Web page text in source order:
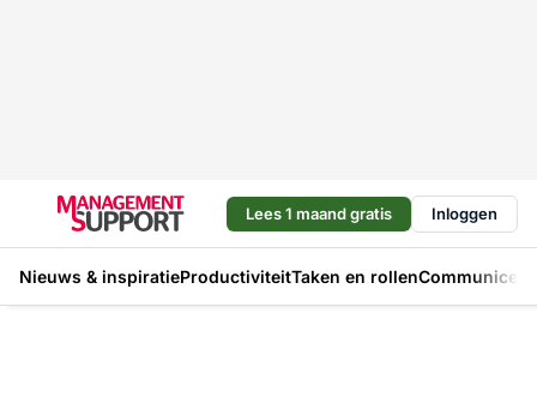
Lees 1 maand gratis Inloggen
Nieuws & inspiratieProductiviteitTaken en rollen